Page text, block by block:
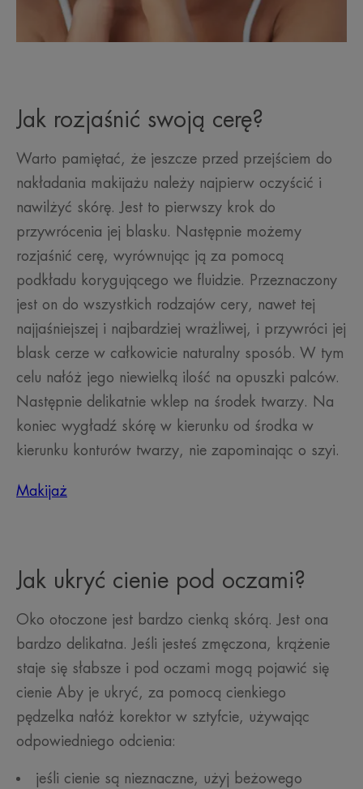
Jak rozjaśnić swoją cerę?
Warto pamiętać, że jeszcze przed przejściem do
nakładania makijażu należy najpierw oczyścić i
nawilżyć skórę. Jest to pierwszy krok do
przywrócenia jej blasku. Następnie możemy
rozjaśnić cerę, wyrównując ją za pomocą
podkładu korygującego we fluidzie. Przeznaczony
jest on do wszystkich rodzajów cery, nawet tej
najjaśniejszej i najbardziej wrażliwej, i przywróci jej
blask cerze w całkowicie naturalny sposób. W tym
celu nałóż jego niewielką ilość na opuszki palców.
Następnie delikatnie wklep na środek twarzy. Na
koniec wygładź skórę w kierunku od środka w
kierunku konturów twarzy, nie zapominając o szyi.
Makijaż
Jak ukryć cienie pod oczami?
Oko otoczone jest bardzo cienką skórą. Jest ona
bardzo delikatna. Jeśli jesteś zmęczona, krążenie
staje się słabsze i pod oczami mogą pojawić się
cienie Aby je ukryć, za pomocą cienkiego
pędzelka nałóż korektor w sztyfcie, używając
odpowiedniego odcienia:
jeśli cienie są nieznaczne, użyj beżowego